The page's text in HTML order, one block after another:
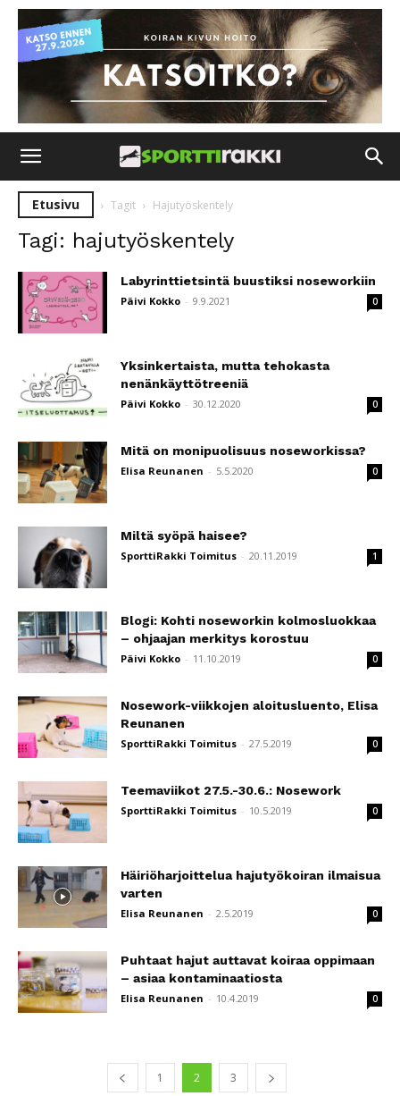
Etusivu Tagit Hajutyöskentely
Tagi: hajutyöskentely
Labyrinttietsintä buustiksi noseworkiin
Päivi Kokko - 9.9.2021 0
Yksinkertaista, mutta tehokasta
nenänkäyttötreeniä
Päivi Kokko - 30.12.2020 0
Mitä on monipuolisuus noseworkissa?
Elisa Reunanen - 5.5.2020 0
Miltä syöpä haisee?
SporttiRakki Toimitus - 20.11.2019 1
Blogi: Kohti noseworkin kolmosluokkaa
– ohjaajan merkitys korostuu
Päivi Kokko - 11.10.2019 0
Nosework-viikkojen aloitusluento, Elisa
Reunanen
SporttiRakki Toimitus - 27.5.2019 0
Teemaviikot 27.5.-30.6.: Nosework
SporttiRakki Toimitus - 10.5.2019 0
Häiriöharjoittelua hajutyökoiran ilmaisua
varten
Elisa Reunanen - 2.5.2019 0
Puhtaat hajut auttavat koiraa oppimaan
– asiaa kontaminaatiosta
Elisa Reunanen - 10.4.2019 0
1 2 3